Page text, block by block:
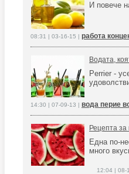
И повече
08:31 | 03-16-15 | работа
Водата,
Perrier -
14:30 | 07-09-13 | вода перие
Рецепта
Една по-
много
12:04 | 08-